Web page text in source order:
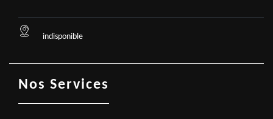
indisponible
Nos Services